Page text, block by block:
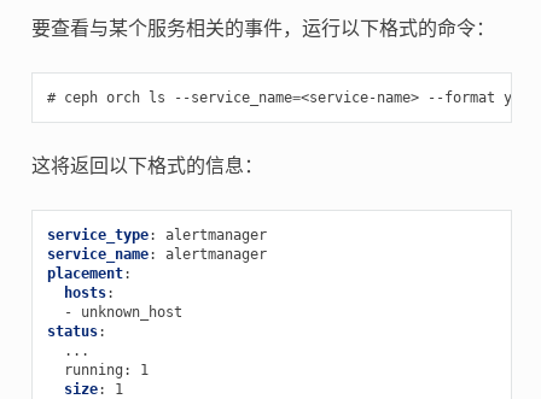
要查看与某个服务相关的事件，运行以下格式的命令：
ceph orch ls --service_name=<service-name> --format yaml
这将返回以下格式的信息：
service_type:
alertmanager
service_name:
alertmanager
placement:
hosts:
-
unknown_host
status:
...
running :
1
size:
1